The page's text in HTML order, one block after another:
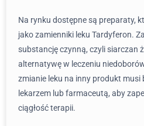
Na rynku dostępne są preparaty,
jako zamienniki leku Tardyferon.
substancję czynną, czyli siarczan
alternatywę w leczeniu
zmianie leku na inny produkt
lekarzem lub farmaceutą, aby
ciągłość terapii.